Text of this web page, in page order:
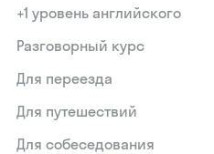
+1 уровень английского
Разговорный курс
Для переезда
Для путешествий
Для собеседования